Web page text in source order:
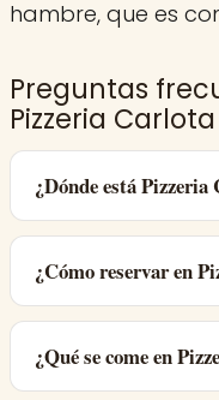
hambre, que es
Preguntas
Pizzeria Carlota
¿Dónde está Pizzeria
¿Cómo reservar en
¿Qué se come en